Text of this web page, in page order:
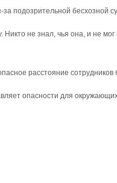
подозрительной бесхозной
не знал, чья она, и не
расстояние
опасности для